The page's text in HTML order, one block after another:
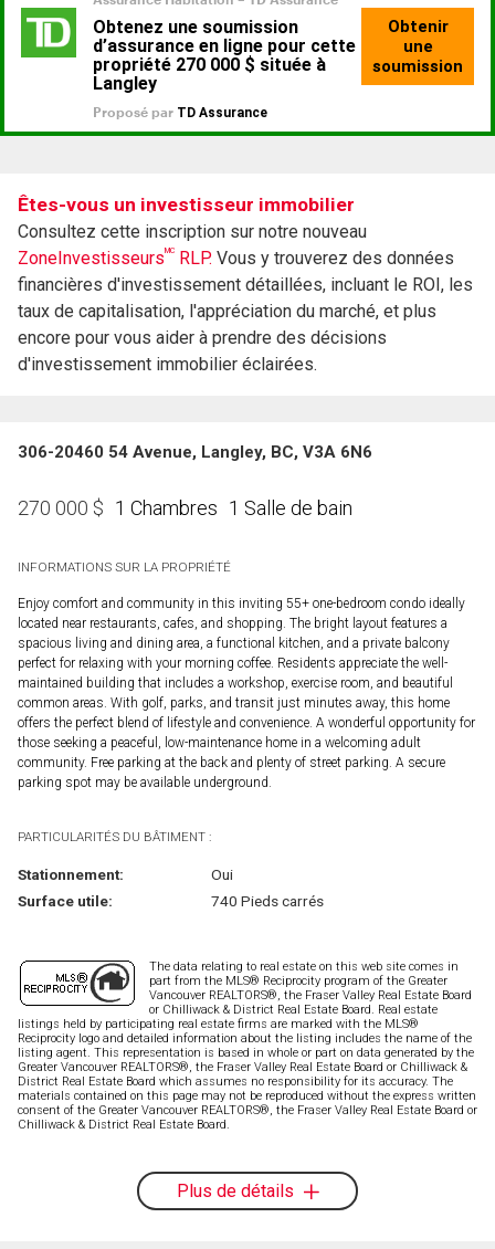
Êtes-vous un investisseur immobilier
Consultez cette inscription sur notre nouveau
ZoneInvestisseursMC RLP. Vous y trouverez des données
financières d'investissement détaillées, incluant le ROI, les
taux de capitalisation, l'appréciation du marché, et plus
encore pour vous aider à prendre des décisions
d'investissement immobilier éclairées.
306-20460 54 Avenue, Langley, BC, V3A 6N6
270 000 $ 1 Chambres 1 Salle de bain
INFORMATIONS SUR LA PROPRIÉTÉ
Enjoy comfort and community in this inviting 55+ one-bedroom condo ideally
located near restaurants, cafes, and shopping. The bright layout features a
spacious living and dining area, a functional kitchen, and a private balcony
perfect for relaxing with your morning coffee. Residents appreciate the well-
maintained building that includes a workshop, exercise room, and beautiful
common areas. With golf, parks, and transit just minutes away, this home
offers the perfect blend of lifestyle and convenience. A wonderful opportunity for
those seeking a peaceful, low-maintenance home in a welcoming adult
community. Free parking at the back and plenty of street parking. A secure
parking spot may be available underground.
PARTICULARITÉS DU BÂTIMENT :
Stationnement:
Oui
Surface utile:
740 Pieds carrés
The data relating to real estate on this web site comes in
part from the MLS® Reciprocity program of the Greater
Vancouver REALTORS®, the Fraser Valley Real Estate Board
or Chilliwack & District Real Estate Board. Real estate
listings held by participating real estate firms are marked with the MLS®
Reciprocity logo and detailed information about the listing includes the name of the
listing agent. This representation is based in whole or part on data generated by the
Greater Vancouver REALTORS®, the Fraser Valley Real Estate Board or Chilliwack &
District Real Estate Board which assumes no responsibility for its accuracy. The
materials contained on this page may not be reproduced without the express written
consent of the Greater Vancouver REALTORS®, the Fraser Valley Real Estate Board or
Chilliwack & District Real Estate Board.
Plus de détails